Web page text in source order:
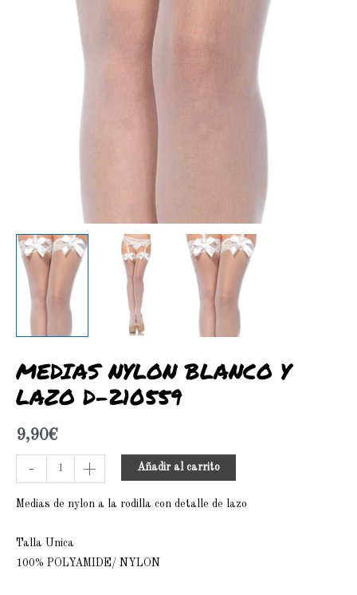
MEDIAS NYLON BLANCO Y
LAZO D-210559
9,90€
- + Añadir al carrito
Medias de nylon a la rodilla con detalle de lazo
Talla Unica
100% POLYAMIDE/ NYLON